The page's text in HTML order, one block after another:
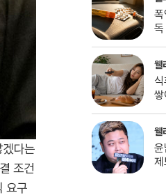
다는
조건
요구
폭
독
웰
쌓
웰
윤
제